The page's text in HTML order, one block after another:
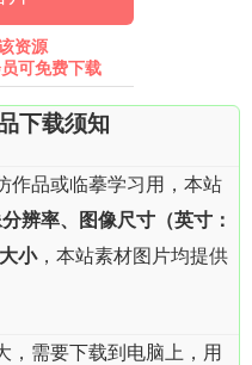
资源
可免费下载
下载须知
作品或临摹学习用，本站
辨率、图像尺寸（英寸：
小，本站素材图片均提供
，需要下载到电脑上，用